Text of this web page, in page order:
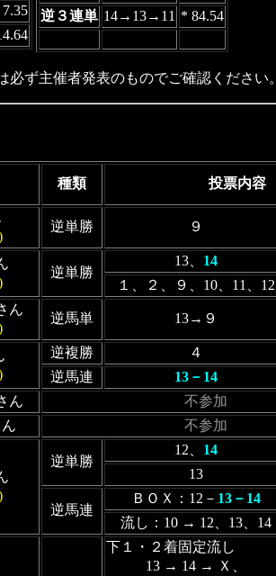
逆３連単 14→13→11 * 84.54
ず主催者発表のものでご確認ください
種類 投票内容
逆単勝 ９
逆単勝
13、 14
１、２、９、10、11、12
ん
逆馬単 13→９
逆複勝
４
逆馬連
13－14
ん
不参加
不参加
逆単勝
12、 14
13
逆馬連
ＢＯＸ：12－ 13－14
流し：10 → 12、13、14
下１・２着固定流し
13 → 14 → Ｘ、